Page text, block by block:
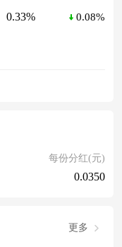
0.33% 0.08%
每份分红(元)
0.0350
更多